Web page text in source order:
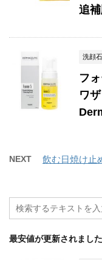
追
洗顔
フ
ワ
NEXT 飲む日焼け止
最安値が更新されました